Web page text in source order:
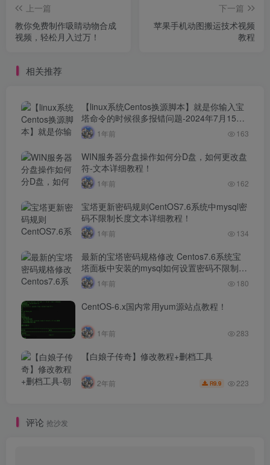
上一篇
教你免费制作吸睛动物合成
视频，轻松月入过万！
下一篇
苹果手机动图搬运技术视频
教程
相关推荐
【linux系统Centos换源脚本】就是你输入宝
塔命令的时候很多报错问题-2024年7月15日
最新打包整理-解决小厂服务器yum源！
1年前 163
WIN服务器分盘操作如何分D盘，如何更改盘
符-文本详细教程！
1年前 162
宝塔更新密码规则CentOS7.6系统中mysql密
码不限制长度文本详细教程！
1年前 134
最新的宝塔密码规格修改 Centos7.6系统宝
塔面板中安装的mysql如何设置密码不限制长
度文本详细教程！！
1年前 180
CentOS-6.x国内常用yum源站点教程！
1年前 283
【白娘子传奇】修改教程+删档工具
2年前 R9.9 223
评论 抢沙发